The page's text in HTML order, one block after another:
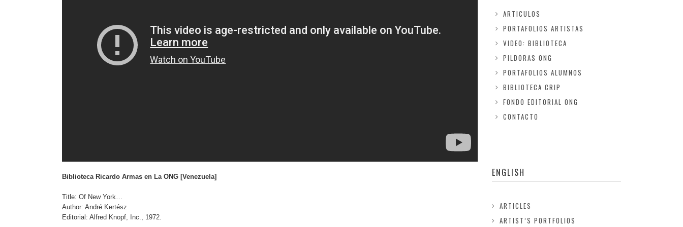
Biblioteca Ricardo Armas en La ONG [Venezuela]
Title: Of New York…
Author: André Kertész
Editorial: Alfred Knopf, Inc., 1972.
ARTICULOS
PORTAFOLIOS ARTISTAS
VIDEO: BIBLIOTECA
PILDORAS ONG
PORTAFOLIOS ALUMNOS
BIBLIOTECA CRIP
FONDO EDITORIAL ONG
CONTACTO
ENGLISH
ARTICLES
ARTIST’S PORTFOLIOS